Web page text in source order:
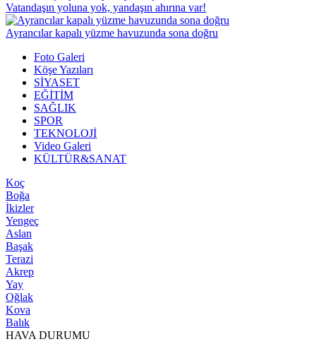
Vatandaşın yoluna yok, yandaşın ahırına var!
Ayrancılar kapalı yüzme havuzunda sona doğru
Foto Galeri
Köşe Yazıları
SİYASET
EĞİTİM
SAĞLIK
SPOR
TEKNOLOJİ
Video Galeri
KÜLTÜR&SANAT
Koç
Boğa
İkizler
Yengeç
Aslan
Başak
Terazi
Akrep
Yay
Oğlak
Kova
Balık
HAVA DURUMU